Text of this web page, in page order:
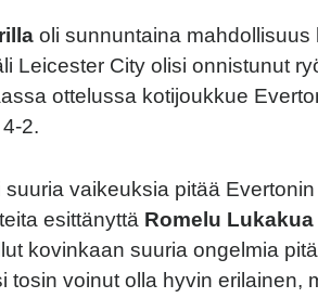
oli sunnuntaina
Leicester City olisi onnistunut
ottelussa kotijoukkue
2.
suuria vaikeuksia pitää Evertonin
esittänyttä Romelu Lukakua
kovinkaan suuria ongelmia
tosin voinut olla hyvin erilainen,